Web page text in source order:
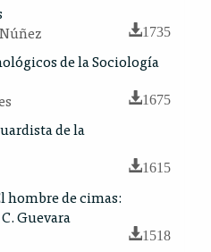
1735
de la Sociología
1675
de la
1615
hombre de cimas:
Guevara
1518